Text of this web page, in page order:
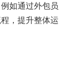
如通过外包员
，提升整体运